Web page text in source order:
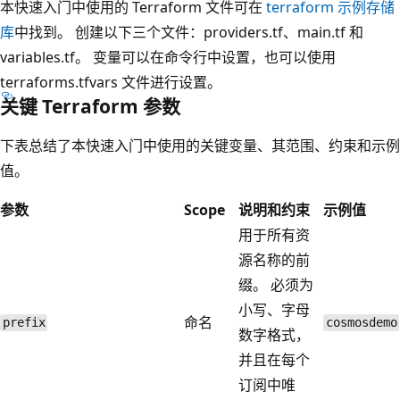
本快速入门中使用的 Terraform 文件可在 terraform 示例存储
库中找到。 创建以下三个文件：providers.tf、main.tf 和
variables.tf。 变量可以在命令行中设置，也可以使用
terraforms.tfvars 文件进行设置。
关键 Terraform 参数
下表总结了本快速入门中使用的关键变量、其范围、约束和示例
值。
参数
Scope 说明和约束 示例值
prefix 命名
用于所有资
源名称的前
缀。 必须为
小写、字母
数字格式，
并且在每个
订阅中唯
cosmosdemo